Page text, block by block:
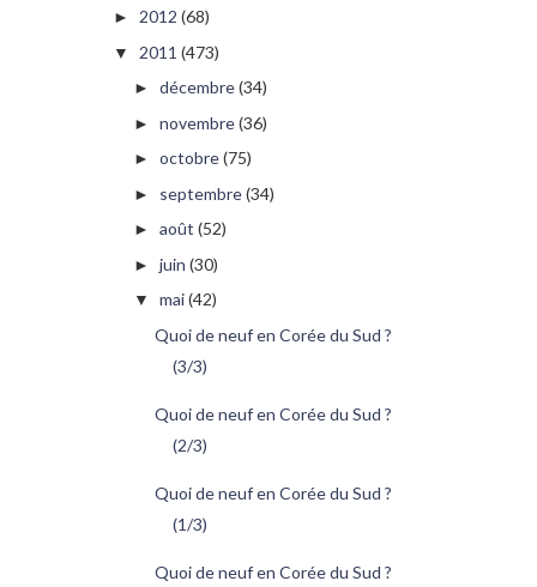
► 2012 (68)
▼ 2011 (473)
► décembre(34)
► novembre(36)
► octobre(75)
► septembre(34)
► août (52)
► juin (30)
▼ mai(42)
Quoi de neuf en Corée du Sud ?
(3/3)
Quoi de neuf en Corée du Sud ?
(2/3)
Quoi de neuf en Corée du Sud ?
(1/3)
Quoi de neuf en Corée du Sud ?